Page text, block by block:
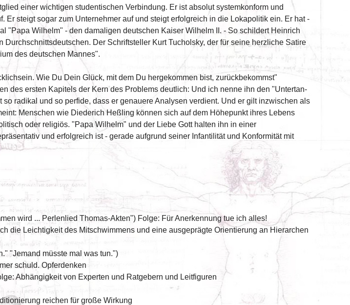
einer wichtigen studentischen Verbindung. Er ist absolut systemkonform und
steigt sogar zum Unternehmer auf und steigt erfolgreich in die Lokapolitik ein. Er hat -
"Papa Wilhelm" - den damaligen deutschen Kaiser Wilhelm II. - So schildert Heinrich
Der Schriftsteller Kurt Tucholsky, der für seine herzliche Satire
des deutschen Mannes".
Wie Du Dein Glück, mit dem Du hergekommen bist, zurückbekommst"
des ersten Kapitels der Kern des Problems deutlich: Und ich nenne ihn den "Untertan-
radikal und so perfide, dass er genauere Analysen verdient. Und er gilt inzwischen als
Menschen wie Diederich Heßling können sich auf dem Höhepunkt ihres Lebens
oder religiös. "Papa Wilhelm" und der Liebe Gott halten ihn in einer
und erfolgreich ist - gerade aufgrund seiner Infantilität und Konformität mit
wird ... Perlenlied Thomas-Akten") Folge: Für Anerkennung tue ich alles!
die Leichtigkeit des Mitschwimmens und eine ausgeprägte Orientierung an Hierarchen
"Jemand müsste mal was tun.")
schuld. Opferdenken
Abhängigkeit von Experten und Ratgebern und Leitfiguren
reichen für große Wirkung